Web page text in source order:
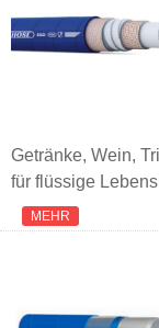
Getränke, Wein,
für flüssige
MEHR